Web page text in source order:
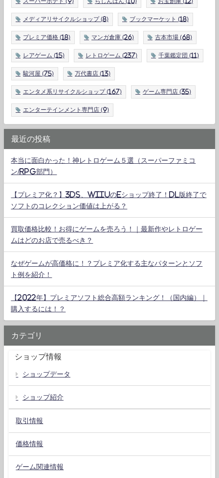
メディアリサイクルショップ (8) ブックマーケット (18)
プレミア価格 (18) マンガ倉庫 (26) 古本市場 (68)
レアゲーム (15) レトロゲーム (237) 千葉鑑定団 (11)
駿河屋 (75) 万代書店 (13)
エンタメ系リサイクルショップ (167) ゲーム専門店 (35)
エンターテインメント専門店 (9)
最近の投稿
本当に面白かった！神レトロゲーム５選（スーパーファミコ
ン/RPG部門）
【プレミア化？】3DS、WiiUのeショップ終了！DL版終了で
ソフトのコレクション価値は上がる？
買取価格比較！お得にゲームを売ろう！｜最新作やレトロゲー
ムはどのお店で売るべき？
なぜゲームが高価格に！？プレミア化する主なパターンとソフ
ト例を紹介！
【2022年】プレミアソフト総合高額ランキング！（国内編）｜
購入するには！？
カテゴリ
ショップ情報
ショップデータ
ショップ紹介
取引情報
価格情報
ゲーム関連情報